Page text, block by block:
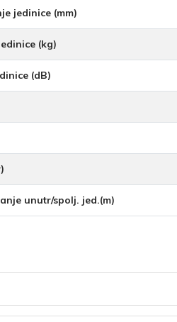
jedinice (mm)
(kg)
(dB)
unutr/spolj. jed.(m)